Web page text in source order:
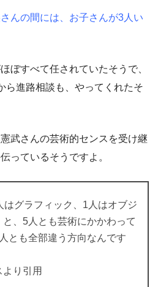
んの間には、お子さんが3人い
ぼすべて任されていたそうで、
ら進路相談も、やってくれたそ
武さんの芸術的センスを受け継
っているそうですよ。
はグラフィック、1人はオブジ
と、5人とも芸術にかかわって
とも全部違う方向なんです
り引用